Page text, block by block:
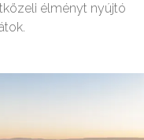
élményt nyújtó